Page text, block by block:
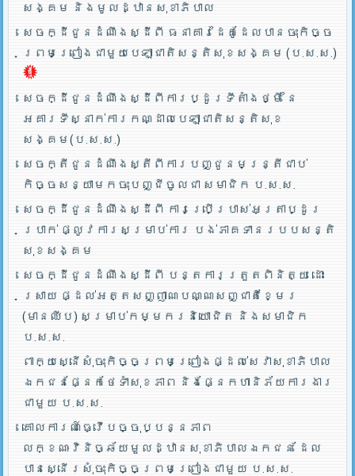
សង្គម និងមូលដ្ឋានសុខាភិបាល
សេចក្ដីជូនដំណឹងស្ដីពី ធនាគារដៃគូដែលបានចុះកិច្ច
ព្រមព្រៀងជាមួយបេឡាជាតិសន្តិសុខសង្គម (ប.ស.ស.)
សេចក្ដីជូនដំណឹងស្ដីពីការប្ដូរទីតាំងថ្មី នៃ
អគារទីស្នាក់ការកណ្ដាលបេឡាជាតិសន្តិសុខ
សង្គម(ប.ស.ស.)
សេចក្តីជូនដំណឹងស្តីពីការបញ្ជូនមន្រ្តីជាប់
កិច្ចសន្យាមកចុះបញ្ជីចូលជា សមាជិក ប.ស.ស.
សេចក្ដីជូនដំណឹងស្ដីពី ការប្រើប្រាស់អត្រាប្ដូរ
ប្រាក់ ផ្លូវការសម្រាប់ការ បង់ភាគទានរបបសន្តិ
សុខសង្គម
សេចក្ដីជូនដំណឹងស្ដីពី បន្តការត្រួតពិនិត្យ ដោះ
ស្រាយ ផ្ដល់អត្តសញ្ញាណបណ្ណសញ្ជាតិខ្មែរ
(មានឈីប) សម្រាប់កម្មករនិយោជិត និងសមាជិក
ប.ស.ស.
ពាក្យស្នើសុំចុះកិច្ចព្រមព្រៀងផ្ដល់សេវាសុខាភិបាល
ឯកជនផ្នែកថែទាំសុខភាព និងផ្នែកហានិភ័យការងារ
ជាមួយ ប.ស.ស.
គោលការណ៍ធ្វើបច្ចុប្បន្នភាព
លក្ខណៈវិនិច្ឆ័យមួលដ្ឋានសុខាភិបាលឯកជន ដែល
បានស្នើរសុំចុះកិច្ចព្រមព្រៀងជាមួយ ប.ស.ស.